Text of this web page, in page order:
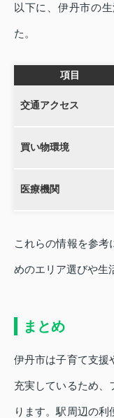
以下に、伊丹市の
た。
項目
交通アクセス
買い物環境
医療機関
これらの情報を参考
めのエリア選びや生
まとめ
伊丹市は子育て支援
充実しているため、
ります。駅周辺の